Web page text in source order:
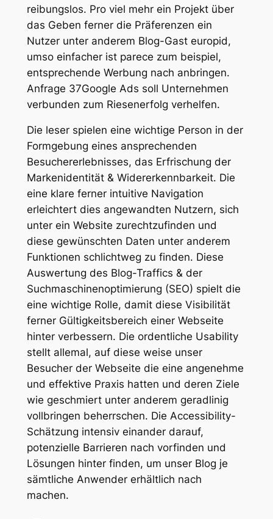
reibungslos. Pro viel mehr ein Projekt über
das Geben ferner die Präferenzen ein
Nutzer unter anderem Blog-Gast europid,
umso einfacher ist parece zum beispiel,
entsprechende Werbung nach anbringen.
Anfrage 37Google Ads soll Unternehmen
verbunden zum Riesenerfolg verhelfen.
Die leser spielen eine wichtige Person in der
Formgebung eines ansprechenden
Besuchererlebnisses, das Erfrischung der
Markenidentität & Widererkennbarkeit. Die
eine klare ferner intuitive Navigation
erleichtert dies angewandten Nutzern, sich
unter ein Website zurechtzufinden und
diese gewünschten Daten unter anderem
Funktionen schlichtweg zu finden. Diese
Auswertung des Blog-Traffics & der
Suchmaschinenoptimierung (SEO) spielt die
eine wichtige Rolle, damit diese Visibilität
ferner Gültigkeitsbereich einer Webseite
hinter verbessern. Die ordentliche Usability
stellt allemal, auf diese weise unser
Besucher der Webseite die eine angenehme
und effektive Praxis hatten und deren Ziele
wie geschmiert unter anderem geradlinig
vollbringen beherrschen. Die Accessibility-
Schätzung intensiv einander darauf,
potenzielle Barrieren nach vorfinden und
Lösungen hinter finden, um unser Blog je
sämtliche Anwender erhältlich nach
machen.